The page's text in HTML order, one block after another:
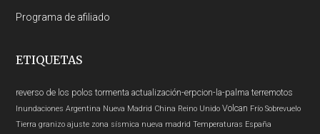
Programa de afiliado
ETIQUETAS
reverso de los polos tormenta actualización-erpcion-la-palma terremotos
Inundaciones Argentina Nueva Madrid China Reino Unido Volcan Frío Sobrevuelo
Tierra granizo ajuste zona sísmica nueva madrid Temperaturas España